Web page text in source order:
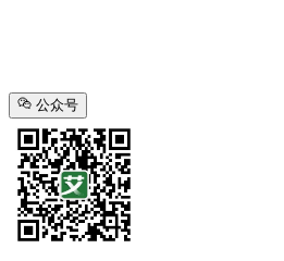
公众号